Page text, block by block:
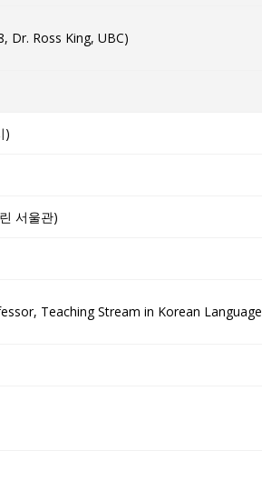
Dr. Ross King, UBC)
)
서울관)
Teaching Stream in Korean Language